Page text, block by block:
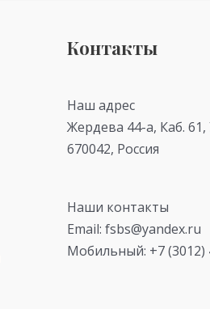
Контакты
Наш адрес
Жердева 44-а, Каб.
670042, Россия
Наши контакты
Email: fsbs@yandex.ru
Мобильный: +7 (3012)